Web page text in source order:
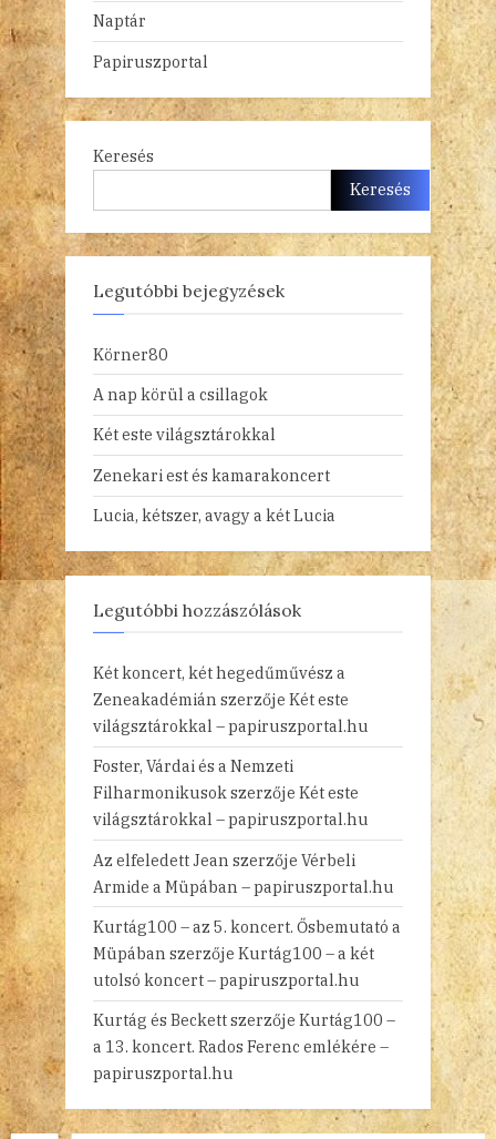
Naptár
Papiruszportal
Keresés
Keresés
Legutóbbi bejegyzések
Körner80
A nap körül a csillagok
Két este világsztárokkal
Zenekari est és kamarakoncert
Lucia, kétszer, avagy a két Lucia
Legutóbbi hozzászólások
Két koncert, két hegedűművész a
Zeneakadémián szerzője Két este
világsztárokkal – papiruszportal.hu
Foster, Várdai és a Nemzeti
Filharmonikusokszerzője Két este
világsztárokkal – papiruszportal.hu
Az elfeledett Jean szerzője Vérbeli
Armide a Müpában – papiruszportal.hu
Kurtág100 – az 5. koncert. Ősbemutató a
Müpában szerzője Kurtág100 – a két
utolsó koncert – papiruszportal.hu
Kurtág és Beckettszerzője Kurtág100 –
a 13. koncert. Rados Ferenc emlékére –
papiruszportal.hu